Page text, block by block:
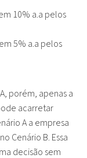
10% a.a pelos
5% a.a pelos
porém, apenas a
acarretar
A a empresa
Cenário B. Essa
decisão sem